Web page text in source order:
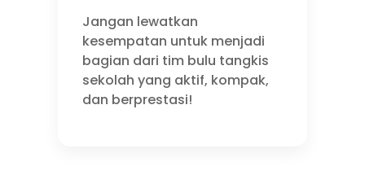
Jangan lewatkan
kesempatan untuk menjadi
bagian dari tim bulu tangkis
sekolah yang aktif, kompak,
dan berprestasi!